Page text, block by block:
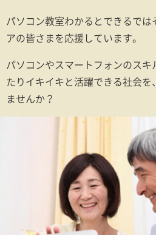
パソコン教室わかるとできるで
アの皆さまを応援しています。
パソコンやスマートフォンのス
たりイキイキと活躍できる社会
ませんか？